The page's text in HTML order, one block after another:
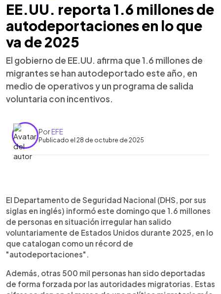
EE.UU. reporta 1.6 millones de
autodeportaciones en lo que
va de 2025
El gobierno de EE.UU. afirma que 1.6 millones de
migrantes se han autodeportado este año, en
medio de operativos y un programa de salida
voluntaria con incentivos.
PorEFE
Publicado el 28 de octubre de 2025
Escuchar artículo
El Departamento de Seguridad Nacional (DHS) de
EE.UU. informó que 1.6 millones de personas en
situación irregular se han autodeportado en 2025,
registrándose voluntariamente a cambio de
$1,000 y un pasaje de avión. Además, 500,000
migrantes han sido deportados por ICE y la
Patrulla Fronteriza. El programa ha sido promovido
mediante una campaña nacional, en medio de
críticas por separar familias y operar bajo presión.
El Departamento de Seguridad Nacional (DHS, por sus
siglas en inglés) informó este domingo que 1.6 millones
de personas en situación irregular han salido
voluntariamente de Estados Unidos durante 2025, en lo
que catalogan como un récord de
"autodeportaciones".
Además, otras 500 mil personas han sido deportadas
de forma forzada por las autoridades migratorias. Estas